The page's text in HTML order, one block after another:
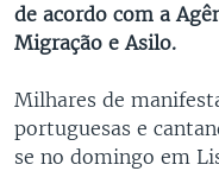
de acordo com a
Migração e Asilo.
Milhares de
portuguesas e
se no domingo em